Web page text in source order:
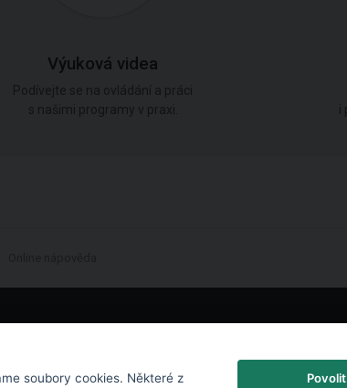
Výuková videa
soubory cookies. Některé z